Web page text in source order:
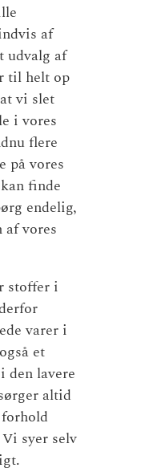
af
udvalg af
til helt op
vi slet
i vores
flere
på vores
finde
endelig,
vores
stoffer i
varer i
et
den lavere
altid
syer selv